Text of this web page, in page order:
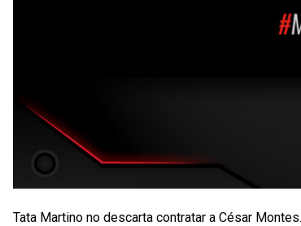
Tata Martino no descarta contratar a César